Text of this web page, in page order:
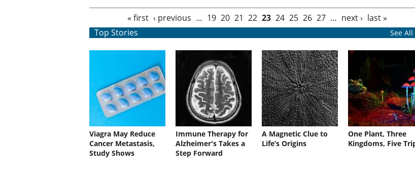
« first ‹ previous … 19 20 21 22 23 24 25 26 27 … next › last »
Top Stories
See All
Viagra May Reduce
Cancer Metastasis,
Study Shows
Immune Therapy for
Alzheimer's Takes a
Step Forward
A Magnetic Clue to
Life’s Origins
One Plant, Three
Kingdoms, Five